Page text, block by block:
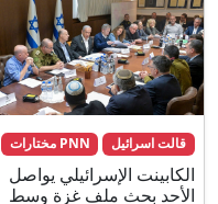
قالت اسرائيل PNN مختارات
الكابينت الإسرائيلي يواصل
الأحد بحث ملف غزة وسط